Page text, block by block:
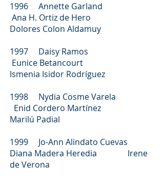
1996 Annette Garland
Ana H. Ortiz de Hero
Dolores Colon Aldamuy
1997 Daisy Ramos
Eunice Betancourt
Ismenia Isidor Rodríguez
1998 Nydia Cosme Varela
Enid Cordero Martínez
Marilú Padial
1999 Jo-Ann Alindato Cuevas
Diana Madera Heredia Irene
de Verona